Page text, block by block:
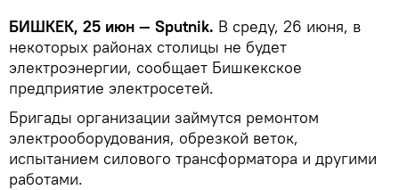
БИШКЕК, 25 июн — Sputnik. В среду, 26 июня, в
некоторых районах столицы не будет
электроэнергии, сообщает Бишкекское
предприятие электросетей.
Бригады организации займутся ремонтом
электрооборудования, обрезкой веток,
испытанием силового трансформатора и другими
работами.